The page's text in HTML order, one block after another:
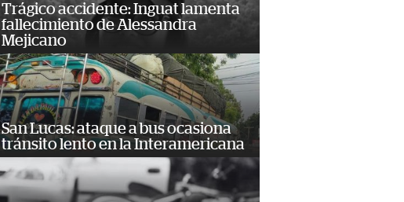
Trágico accidente: Inguat lamenta
fallecimiento de Alessandra
Mejicano
San Lucas: ataque a bus ocasiona
tránsito lento en la Interamericana